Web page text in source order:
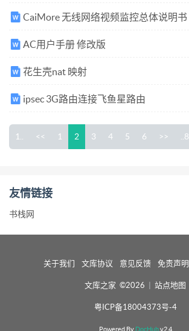
CaiMore 无线网络视频监控总体说明书
AC用户手册 修改版
花生壳nat 映射
ipsec 3G路由连接飞鱼星路由
1.. << 1 2 3 4 5 6 >> ..8
友情链接
书栈网
关于我们 文库协议 意见反馈 免责声明
文库之家 ©2026 | 站点地图
粤ICP备18004373号-4
Powered By DocHubv2.4